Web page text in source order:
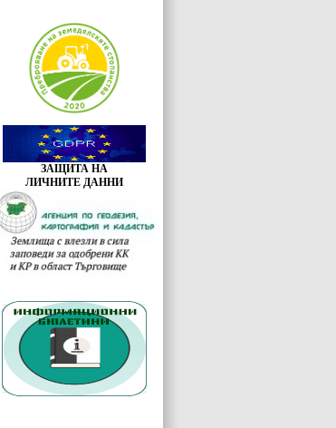
ЗАЩИТА НА
ЛИЧНИТЕ ДАННИ